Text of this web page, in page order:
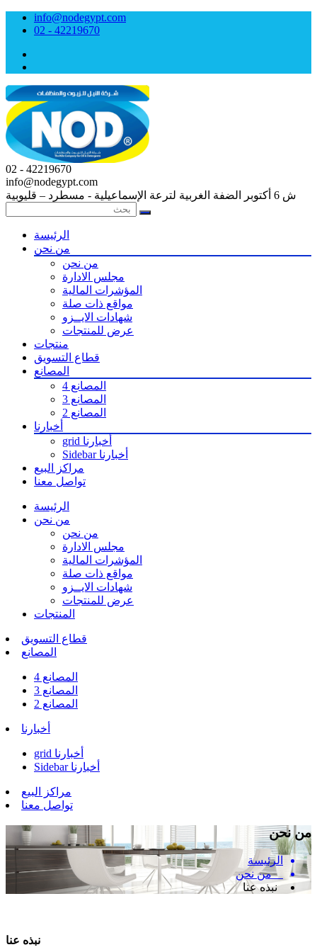
info@nodegypt.com
02 - 42219670
02 - 42219670
info@nodegypt.com
ش 6 أكتوبر الضفة الغربية لترعة الإسماعيلية - مسطرد – قليوبية
الرئيسة
من نحن
من نحن
مجلس الادارة
المؤشرات المالية
مواقع ذات صلة
شهادات الايــزو
عرض للمنتجات
منتجات
قطاع التسويق
المصانع
المصانع 4
المصانع 3
المصانع 2
أخبارنا
grid أخبارنا
Sidebar أخبارنا
مراكز البيع
تواصل معنا
الرئيسة
من نحن
من نحن
مجلس الادارة
المؤشرات المالية
مواقع ذات صلة
شهادات الايــزو
عرض للمنتجات
المنتجات
قطاع التسويق
المصانع
المصانع 4
المصانع 3
المصانع 2
أخبارنا
grid أخبارنا
Sidebar أخبارنا
مراكز البيع
تواصل معنا
من نحن
الرئيسة
من نحن
نبذه عنا
نبذه عنا